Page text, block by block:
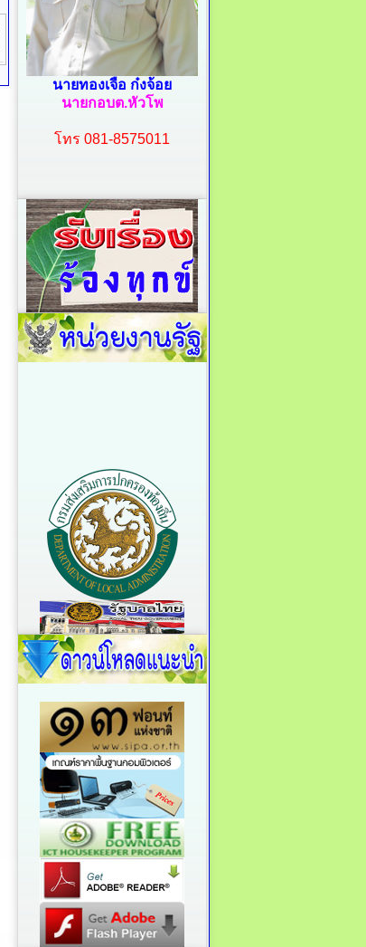
นายทองเจือ ก๋งจ้อย
นายกอบต.หัวโพ
โทร 081-8575011